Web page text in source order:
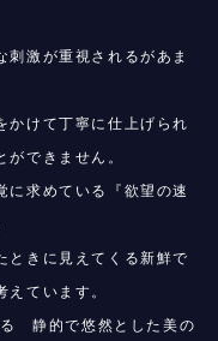
激が重視されるがあま
かけて丁寧に仕上げられ
できません。
に求めている『欲望の速
ときに見えてくる新鮮で
ています。
静的で悠然とした美の